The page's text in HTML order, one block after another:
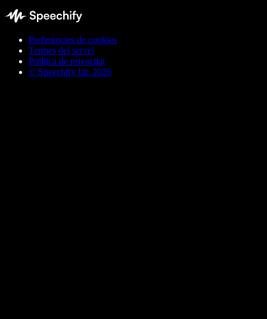
Preferències de cookies
Termes del servei
Política de privacitat
© Speechify Inc 2026